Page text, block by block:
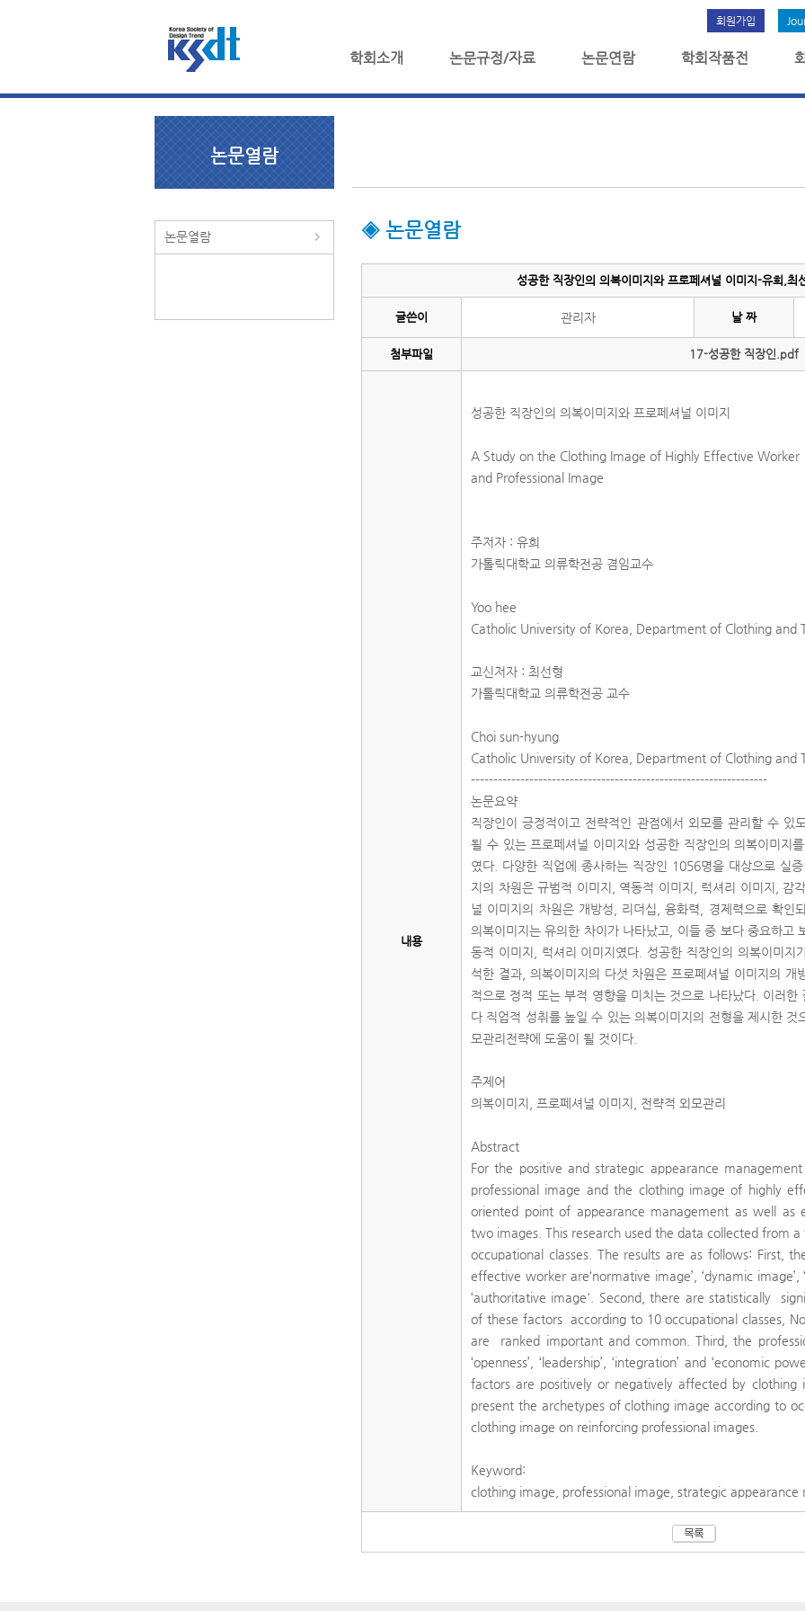
회원가입
학회소개 논문규정/자료 논문연람 학회작품전
논문열람
논문열람 ◈ 논문열람
성공한 직장인의 의복이미지와 프로페셔널 이미지-유희,
글쓴이 관리자 날 짜
첨부파일 17-성공한 직장인.pdf
내용
성공한 직장인의 의복이미지와 프로페셔널 이미지
A Study on the Clothing Image of Highly Effective Worker
and Professional Image
주저자 : 유희
가톨릭대학교 의류학전공 겸임교수
Yoo hee
Catholic University of Korea, Department of Clothing and
교신저자 : 최선형
가톨릭대학교 의류학전공 교수
Choi sun-hyung
Catholic University of Korea, Department of Clothing and
------------------------------------------------------------------
논문요약
직장인이 긍정적이고 전략적인 관점에서 외모를 관리할 수 있
될 수 있는 프로페셔널 이미지와 성공한 직장인의 의복이미지
였다. 다양한 직업에 종사하는 직장인 1056명을 대상으로 실
지의 차원은 규범적 이미지, 역동적 이미지, 럭셔리 이미지, 감
널 이미지의 차원은 개방성, 리더십, 융화력, 경제력으로 확인
의복이미지는 유의한 차이가 나타났고, 이들 중 보다 중요하고
동적 이미지, 럭셔리 이미지였다. 성공한 직장인의 의복이미지
석한 결과, 의복이미지의 다섯 차원은 프로페셔널 이미지의
적으로 정적 또는 부적 영향을 미치는 것으로 나타났다. 이러한
다 직업적 성취를 높일 수 있는 의복이미지의 전형을 제시한 것
모관리전략에 도움이 될 것이다.
주제어
의복이미지, 프로페셔널 이미지, 전략적 외모관리
Abstract
For the positive and strategic appearance
professional image and the clothing image of highly
oriented point of appearance management as well as
two images. This research used the data collected from
occupational classes. The results are as follows: First,
effective worker are‘normative image’, ‘dynamic image’,
‘authoritative image'. Second, there are statistically
of these factors according to 10 occupational classes,
are ranked important and common. Third, the
‘openness’, ‘leadership’, ‘integration’ and ‘economic
factors are positively or negatively affected by clothing
present the archetypes of clothing image according to
clothing image on reinforcing professional images.
Keyword:
clothing image, professional image, strategic